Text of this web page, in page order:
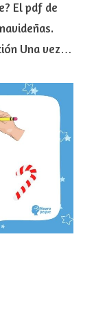
El pdf de
Una vez…